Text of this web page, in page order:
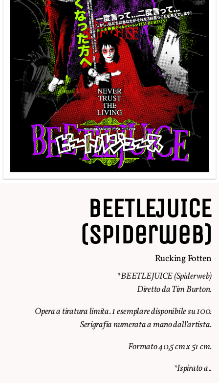
BEETLEJUICE
(Spiderweb)
Rucking Fotten
*BEETLEJUICE (Spiderweb)
Diretto da Tim Burton.
Opera a tiratura limita. 1 esemplare disponibile su 100.
Serigrafianumerata a mano dall’artista.
Formato 40,5 cm x 51 cm.
*Ispirato a..